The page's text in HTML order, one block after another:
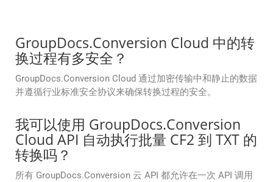
GroupDocs.Conversion Cloud 中的转
换过程有多安全？
GroupDocs.Conversion Cloud 通过加密传输中和静止的数据
并遵循行业标准安全协议来确保转换过程的安全。
我可以使用 GroupDocs.Conversion
Cloud API 自动执行批量 CF2 到 TXT 的
转换吗？
所有 GroupDocs.Conversion 云 API 都允许在一次 API 调用